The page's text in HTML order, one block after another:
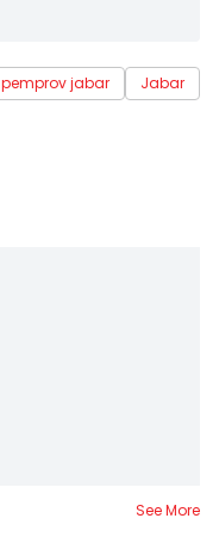
pemprov jabar
Jabar
See More